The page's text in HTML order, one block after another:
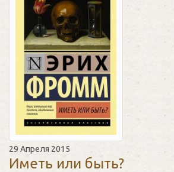
29 Апреля 2015
Иметь или быть?